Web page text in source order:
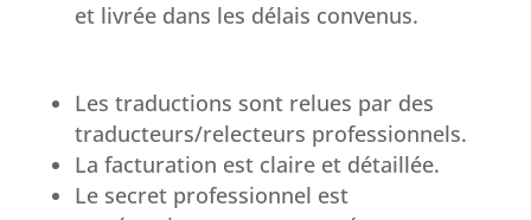
et livrée dans les délais convenus.
Les traductions sont relues par des
traducteurs/relecteurs professionnels.
La facturation est claire et détaillée.
Le secret professionnel est